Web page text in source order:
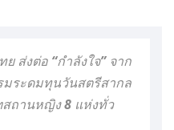
ส่งต่อ “กำลังใจ” จาก
ระดมทุนวันสตรีสากล
ถานหญิง 8 แห่งทั่ว